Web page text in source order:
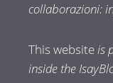
collaborazioni:
This websiteis
inside the